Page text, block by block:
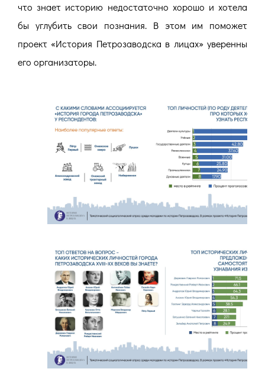
что знает историю недостаточно хорошо и хотела
бы углубить свои познания. В этом им поможет
проект «История Петрозаводска в лицах» уверенны
его организаторы.